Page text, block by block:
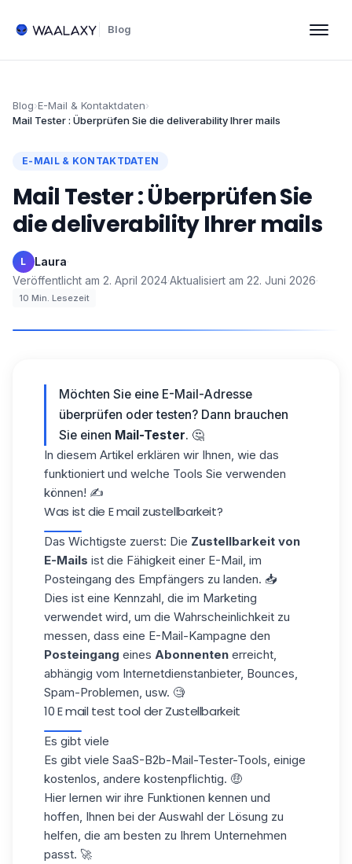
Blog
Blog›E-Mail & Kontaktdaten›
Mail Tester : Überprüfen Sie die deliverability Ihrer mails
E-MAIL & KONTAKTDATEN
Mail Tester : Überprüfen Sie
die deliverability Ihrer mails
L Laura·
Veröffentlicht am 2. April 2024·Aktualisiert am 22. Juni 2026·
10 Min. Lesezeit
Möchten Sie eine E-Mail-Adresse
überprüfen oder testen? Dann brauchen
Sie einen Mail-Tester. 🤔
In diesem Artikel erklären wir Ihnen, wie das
funktioniert und welche Tools Sie verwenden
können! ✍️
Was ist die E mail zustellbarkeit?
Das Wichtigste zuerst: Die Zustellbarkeit von
E-Mails ist die Fähigkeit einer E-Mail, im
Posteingang des Empfängers zu landen. 📥
Dies ist eine Kennzahl, die im Marketing
verwendet wird, um die Wahrscheinlichkeit zu
messen, dass eine E-Mail-Kampagne den
Posteingang eines Abonnenten erreicht,
abhängig vom Internetdienstanbieter, Bounces,
Spam-Problemen, usw. 🧐
10 E mail test tool der Zustellbarkeit
Es gibt viele
Es gibt viele SaaS-B2b-Mail-Tester-Tools, einige
kostenlos, andere kostenpflichtig. 🤑
Hier lernen wir ihre Funktionen kennen und
hoffen, Ihnen bei der Auswahl der Lösung zu
helfen, die am besten zu Ihrem Unternehmen
passt. 🚀